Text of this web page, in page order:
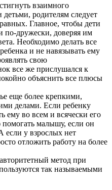
взаимного
родителям следует
Главное, чтобы дети
по-дружески, доверяя им
Необходимо делать все
и не навязывать ему
свою
все же прислушался к
объяснить все плюсы
еще более крепкими,
делами. Если ребенку
ему во всем и всячески его
малышу, если он
если у взрослых нет
отложить работу на более
метод при
так называемыми